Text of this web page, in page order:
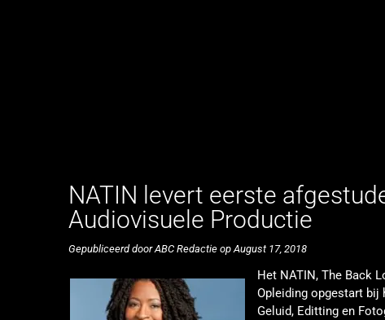
NATIN levert eerste
Audiovisuele Productie
Gepubliceerd door ABC Redactie op August 17, 2018
Het NATIN, The Back
Opleiding opgestart bij
Geluid, Editting en